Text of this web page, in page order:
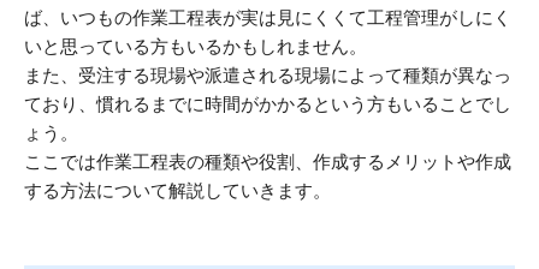
ば、いつもの作業工程表が実は見にくくて工程管理がしにく
いと思っている方もいるかもしれません。
また、受注する現場や派遣される現場によって種類が異なっ
ており、慣れるまでに時間がかかるという方もいることでし
ょう。
ここでは作業工程表の種類や役割、作成するメリットや作成
する方法について解説していきます。